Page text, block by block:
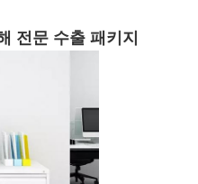
전문 수출 패키지